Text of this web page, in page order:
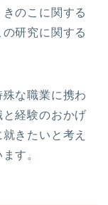
のこに関する
研究に関する
な職業に携わ
経験のおかげ
きたいと考え
す。